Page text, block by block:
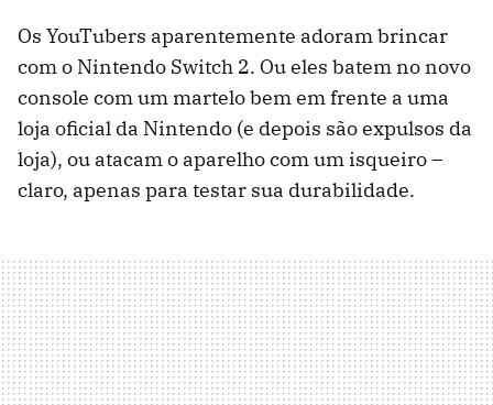
Os YouTubers aparentemente adoram brincar
com o Nintendo Switch 2. Ou eles batem no novo
console com um martelo bem em frente a uma
loja oficial da Nintendo (e depois são expulsos da
loja), ou atacam o aparelho com um isqueiro –
claro, apenas para testar sua durabilidade.